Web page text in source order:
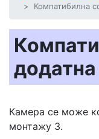
Компатибилна
Камера се може
монтажу З.